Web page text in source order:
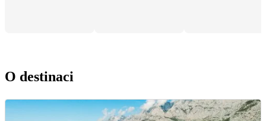
O destinaci